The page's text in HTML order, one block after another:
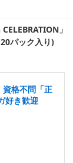
」
パック入り)
格不問「正
好き歓迎